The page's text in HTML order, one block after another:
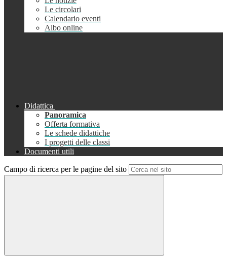
Le circolari
Calendario eventi
Albo online
Didattica
Panoramica
Offerta formativa
Le schede didattiche
I progetti delle classi
Documenti utili
Campo di ricerca per le pagine del sito